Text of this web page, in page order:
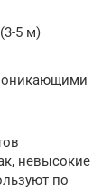
5 м)
невысокие
по